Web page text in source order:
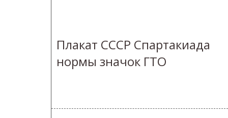
Плакат СССР Спартакиада
нормы значок ГТО